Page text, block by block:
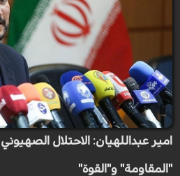
امير عبداللهيان: الاحتلال
"المقاومة" و"القوة"